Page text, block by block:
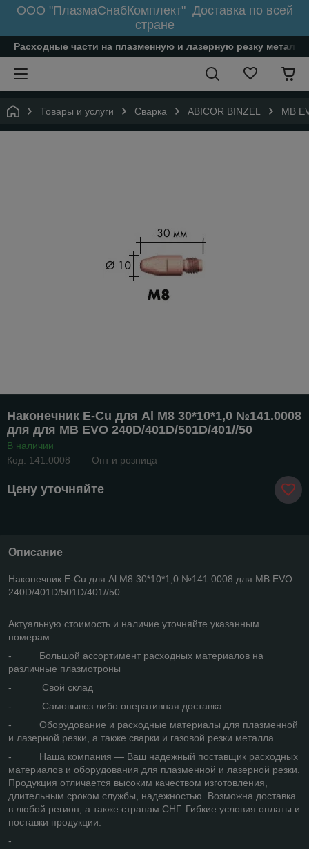
ООО "ПлазмаСнабКомплект" Доставка по всей
стране
Расходные части на плазменную и лазерную резку
Товары и услуги Сварка ABICOR BINZEL MB
Наконечник E-Cu для Al M8 30*10*1,0 №141.0008
для для MB EVO 240D/401D/501D/401//50
В наличии
Код: 141.0008
Опт и розница
Цену уточняйте
Описание
Наконечник E-Cu для Al M8 30*10*1,0 №141.0008 для MB EVO
240D/401D/501D/401//50
Актуальную стоимость и наличие уточняйте указанным
номерам.
- Большой ассортимент расходных материалов на
различные плазмотроны
- Свой склад
- Самовывоз либо оперативная доставка
- Оборудование и расходные материалы для плазменной
и лазерной резки, а также сварки и газовой резки металла
- Наша компания — Ваш надежный поставщик расходных
материалов и оборудования для плазменной и лазерной резки.
Продукция отличается высоким качеством изготовления,
длительным сроком службы, надежностью. Возможна доставка
в любой регион, а также странам СНГ. Гибкие условия оплаты и
поставки продукции.
-